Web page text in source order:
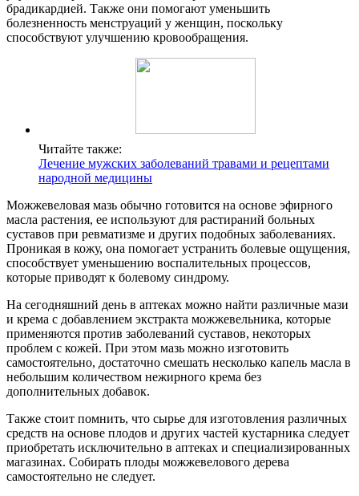
брадикардией. Также они помогают уменьшить
болезненность менструаций у женщин, поскольку
способствуют улучшению кровообращения.
Читайте также:
Лечение мужских заболеваний травами и рецептами
народной медицины
Можжевеловая мазь обычно готовится на основе эфирного
масла растения, ее используют для растираний больных
суставов при ревматизме и других подобных заболеваниях.
Проникая в кожу, она помогает устранить болевые ощущения,
способствует уменьшению воспалительных процессов,
которые приводят к болевому синдрому.
На сегодняшний день в аптеках можно найти различные мази
и крема с добавлением экстракта можжевельника, которые
применяются против заболеваний суставов, некоторых
проблем с кожей. При этом мазь можно изготовить
самостоятельно, достаточно смешать несколько капель масла в
небольшим количеством нежирного крема без
дополнительных добавок.
Также стоит помнить, что сырье для изготовления различных
средств на основе плодов и других частей кустарника следует
приобретать исключительно в аптеках и специализированных
магазинах. Собирать плоды можжевелового дерева
самостоятельно не следует.